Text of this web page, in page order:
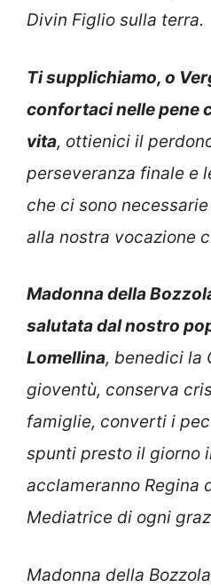
Divin Figlio sulla terra.
Ti supplichiamo, o
confortaci nelle pene
vita, ottienici il
perseveranza finale e
che ci sono
alla nostra vocazione
Madonna della
salutata dal nostro
Lomellina, benedici la
gioventù, conserva
famiglie, converti i
spunti presto il giorno
acclameranno Regina
Mediatrice di ogni
Madonna della